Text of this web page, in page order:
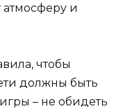
и
чтобы
должны быть
– не обидеть